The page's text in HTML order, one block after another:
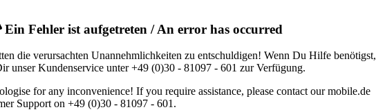
Ein Fehler ist aufgetreten / An error has occurred
die verursachten Unannehmlichkeiten zu entschuldigen! Wenn Du Hilfe benötigst,
unser Kundenservice unter +49 (0)30 - 81097 - 601 zur Verfügung.
for any inconvenience! If you require assistance, please contact our mobile.de
Support on +49 (0)30 - 81097 - 601.